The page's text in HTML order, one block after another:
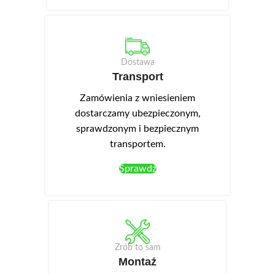
Dostawa
Transport
Zamówienia z wniesieniem
dostarczamy ubezpieczonym,
sprawdzonym i bezpiecznym
transportem.
Sprawdź
Zrób to sam
Montaż